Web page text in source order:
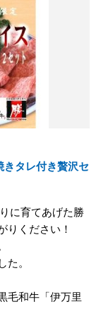
タレ付き贅沢セ
に育てあげた勝
りください！
。
毛和牛「伊万里